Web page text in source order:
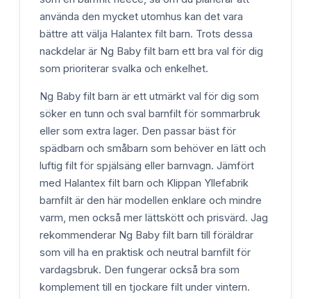
använda den mycket utomhus kan det vara
bättre att välja Halantex filt barn. Trots dessa
nackdelar är Ng Baby filt barn ett bra val för dig
som prioriterar svalka och enkelhet.
Ng Baby filt barn är ett utmärkt val för dig som
söker en tunn och sval barnfilt för sommarbruk
eller som extra lager. Den passar bäst för
spädbarn och småbarn som behöver en lätt och
luftig filt för spjälsäng eller barnvagn. Jämfört
med Halantex filt barn och Klippan Yllefabrik
barnfilt är den här modellen enklare och mindre
varm, men också mer lättskött och prisvärd. Jag
rekommenderar Ng Baby filt barn till föräldrar
som vill ha en praktisk och neutral barnfilt för
vardagsbruk. Den fungerar också bra som
komplement till en tjockare filt under vintern.